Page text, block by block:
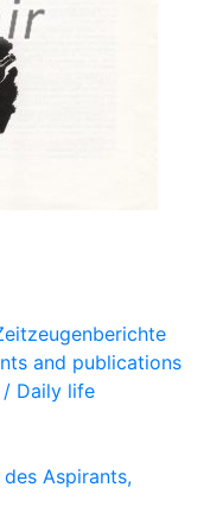
and publications
Daily life
Aspirants,